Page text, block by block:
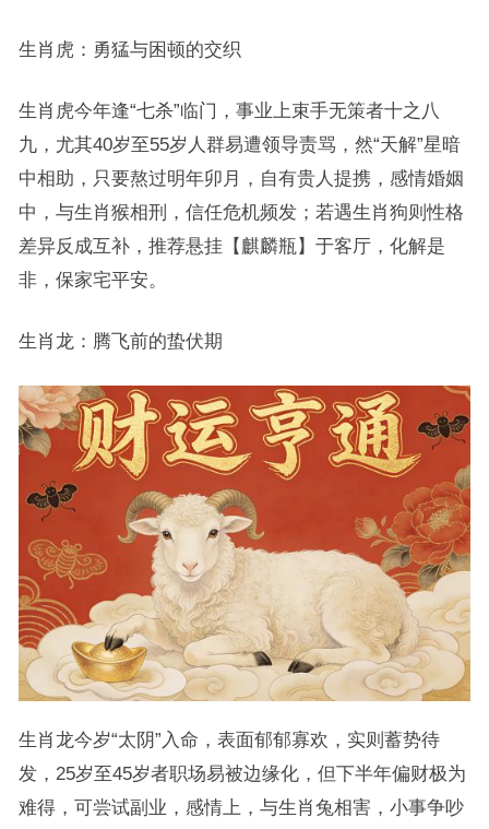
生肖虎：勇猛与困顿的交织
生肖虎今年逢“七杀”临门，事业上束手无策者十之八
九，尤其40岁至55岁人群易遭领导责骂，然“天解”星暗
中相助，只要熬过明年卯月，自有贵人提携，感情婚姻
中，与生肖猴相刑，信任危机频发；若遇生肖狗则性格
差异反成互补，推荐悬挂【麒麟瓶】于客厅，化解是
非，保家宅平安。
生肖龙：腾飞前的蛰伏期
生肖龙今岁“太阴”入命，表面郁郁寡欢，实则蓄势待
发，25岁至45岁者职场易被边缘化，但下半年偏财极为
难得，可尝试副业，感情上，与生肖兔相害，小事争吵